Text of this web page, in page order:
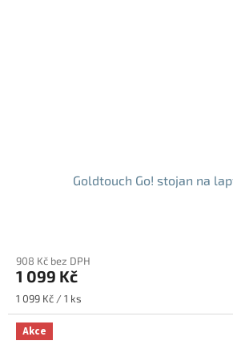
Goldtouch Go! stojan na
908 Kč bez DPH
1 099 Kč
Měrná
cena:
1 099 Kč / 1 ks
Akce